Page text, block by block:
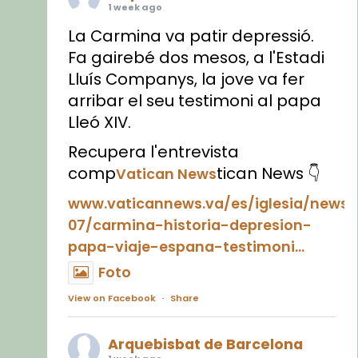
1 week ago
La Carmina va patir depressió.
Fa gairebé dos mesos, a l'Estadi
Lluís Companys, la jove va fer
arribar el seu testimoni al papa
Lleó XIV.
Recupera l'entrevista
compVatican Newstican News 👇
www.vaticannews.va/es/iglesia/news/
07/carmina-historia-depresion-
papa-viaje-espana-testimoni...
Foto
View on Facebook · Share
Arquebisbat de Barcelona